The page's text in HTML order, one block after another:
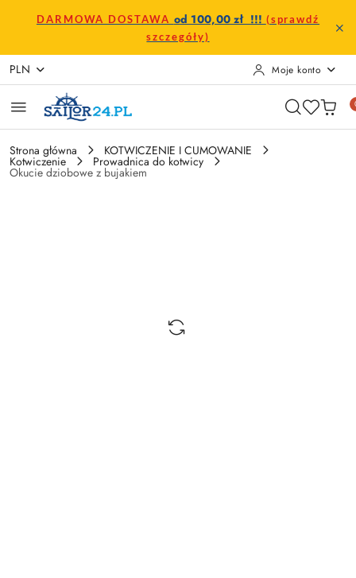
Przejdź do treści głównej
Przejdź do wyszukiwarki
Przejdź do moje konto
Przejdź do menu głównego
Przejdź do opisu produktu
Przejdź do stopki
DARMOWA DOSTAWA od 100,00 zł !!! (sprawdź
szczegóły)
PLN Moje konto
Strona główna KOTWICZENIE I CUMOWANIE
Kotwiczenie Prowadnica do kotwicy
Okucie dziobowe z bujakiem